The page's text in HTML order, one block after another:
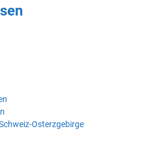
Osterzgebirge